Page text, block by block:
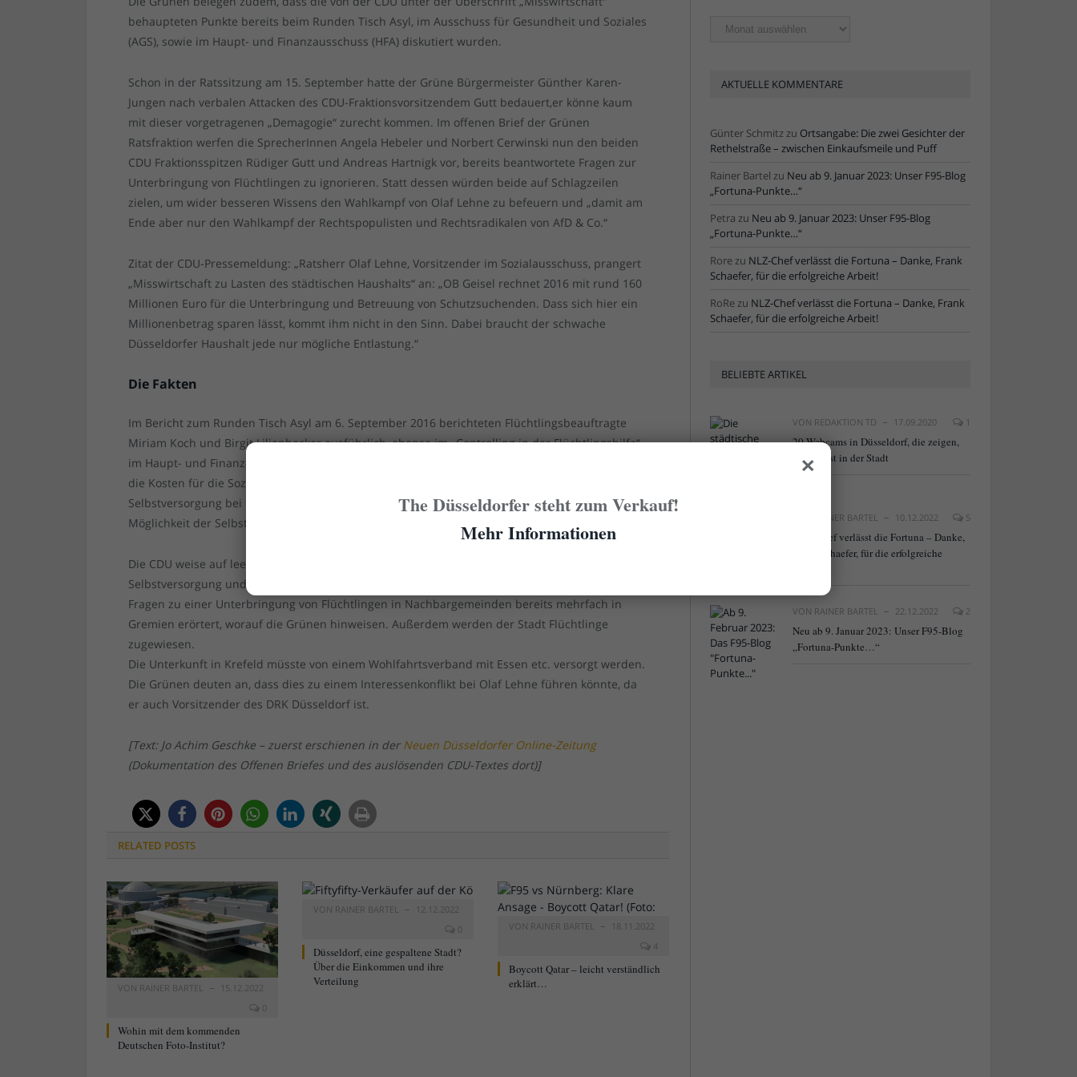
behaupteten Punkte bereits beim Runden Tisch Asyl, im Ausschuss für Gesundheit und Soziales
(AGS), sowie im Haupt- und Finanzausschuss (HFA) diskutiert wurden.
Schon in der Ratssitzung am 15. September hatte der Grüne Bürgermeister Günther Karen-
Jungen nach verbalen Attacken des CDU-Fraktionsvorsitzendem Gutt bedauert,er könne kaum
mit dieser vorgetragenen „Demagogie“ zurecht kommen. Im offenen Brief der Grünen
Ratsfraktion werfen die SprecherInnen Angela Hebeler und Norbert Cerwinski nun den beiden
CDU Fraktionsspitzen Rüdiger Gutt und Andreas Hartnigk vor, bereits beantwortete Fragen zur
Unterbringung von Flüchtlingen zu ignorieren. Statt dessen würden beide auf Schlagzeilen
zielen, um wider besseren Wissens den Wahlkampf von Olaf Lehne zu befeuern und „damit am
Ende aber nur den Wahlkampf der Rechtspopulisten und Rechtsradikalen von AfD & Co.“
Zitat der CDU-Pressemeldung: „Ratsherr Olaf Lehne, Vorsitzender im Sozialausschuss, prangert
„Misswirtschaft zu Lasten des städtischen Haushalts“ an: „OB Geisel rechnet 2016 mit rund 160
Millionen Euro für die Unterbringung und Betreuung von Schutzsuchenden. Dass sich hier ein
Millionenbetrag sparen lässt, kommt ihm nicht in den Sinn. Dabei braucht der schwache
Düsseldorfer Haushalt jede nur mögliche Entlastung.“
Die Fakten
Im Bericht zum Runden Tisch Asyl am 6. September 2016 berichteten Flüchtlingsbeauftragte
Miriam Koch und Birgit Lilienbecker ausführlich, ebenso im „Controlling in der Flüchtlingshilfe“
im Haupt- und Finanzausschuss im September (die Unterlagen liegen uns vor). Danach liegen
die Kosten für die Soziale Betreuung inklusive Verpflegung bei der Unterbringungen ohne
Selbstversorgung bei 960 Euro pro Kopf und Monat. Die Kosten für eine Unterbringung mit der
Möglichkeit der Selbstversorgung liegen bei 31 Euro / Platz und Monat.
Die CDU weise auf leere Plätze in Krefeld hin – die aber seien ohne Möglichkeiten der
Selbstversorgung und schon damit wesentlich teurer, betonen die Grünen. Ebenso wurden
Fragen zu einer Unterbringung von Flüchtlingen in Nachbargemeinden bereits mehrfach in
Gremien erörtert, worauf die Grünen hinweisen. Außerdem werden der Stadt Flüchtlinge
zugewiesen.
Die Unterkunft in Krefeld müsste von einem Wohlfahrtsverband mit Essen etc. versorgt werden.
Die Grünen deuten an, dass dies zu einem Interessenkonflikt bei Olaf Lehne führen könnte, da
er auch Vorsitzender des DRK Düsseldorf ist.
[Text: Jo Achim Geschke – zuerst erschienen in der Neuen Düsseldorfer Online-Zeitung
(Dokumentation des Offenen Briefes und des auslösenden CDU-Textes dort)]
RELATED POSTS
VON RAINER BARTEL
15.12.2022
0
Wohin mit dem kommenden
Deutschen Foto-Institut?
VON RAINER BARTEL
12.12.2022
0
Düsseldorf, eine gespaltene Stadt?
Über die Einkommen und ihre
Verteilung
VON RAINER BARTEL
18.11.2022
4
Boycott Qatar – leicht verständlich
erklärt…
Ältere
AKTUELLE KOMMENTARE
Günter Schmitzzu Ortsangabe: Die zwei Gesichter der
Rethelstraße – zwischen Einkaufsmeile und Puff
Rainer Bartel zu Neu ab 9. Januar 2023: Unser F95-Blog
„Fortuna-Punkte…“
Petra zu Neu ab 9. Januar 2023: Unser F95-Blog
„Fortuna-Punkte…“
Rorezu NLZ-Chef verlässt die Fortuna – Danke, Frank
Schaefer, für die erfolgreiche Arbeit!
RoRezu NLZ-Chef verlässt die Fortuna – Danke, Frank
Schaefer, für die erfolgreiche Arbeit!
BELIEBTE ARTIKEL
VON REDAKTION TD 17.09.2020 1
20 Webcams in Düsseldorf, die zeigen,
was los ist in der Stadt
RAINER BARTEL 10.12.2022 5
NLZ-Chef verlässt die Fortuna – Danke,
Frank Schaefer, für die erfolgreiche
VON RAINER BARTEL 22.12.2022 2
Neu ab 9. Januar 2023: Unser F95-Blog
„Fortuna-Punkte…“
×
The Düsseldorfer steht zum Verkauf!
Mehr Informationen